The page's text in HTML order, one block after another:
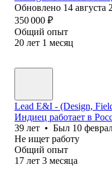
Обновлено 14 августа
350 000 ₽
Общий опыт
20 лет 1 месяц
Lead E&I - (Design,
Индиец работает в
39 лет • Был 10
Не ищет работу
Общий опыт
17 лет 3 месяца